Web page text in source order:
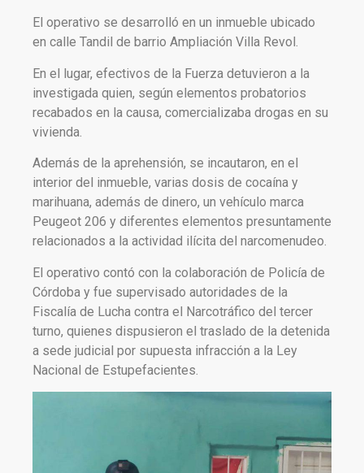
El operativo se desarrolló en un inmueble ubicado
en calle Tandil de barrio Ampliación Villa Revol.
En el lugar, efectivos de la Fuerza detuvieron a la
investigada quien, según elementos probatorios
recabados en la causa, comercializaba drogas en su
vivienda.
Además de la aprehensión, se incautaron, en el
interior del inmueble, varias dosis de cocaína y
marihuana, además de dinero, un vehículo marca
Peugeot 206 y diferentes elementos presuntamente
relacionados a la actividad ilícita del narcomenudeo.
El operativo contó con la colaboración de Policía de
Córdoba y fue supervisado autoridades de la
Fiscalía de Lucha contra el Narcotráfico del tercer
turno, quienes dispusieron el traslado de la detenida
a sede judicial por supuesta infracción a la Ley
Nacional de Estupefacientes.